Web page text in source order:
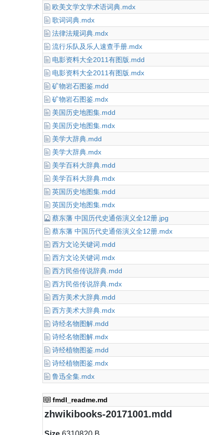
欧美文学文学术语词典.mdx
歌词词典.mdx
法律法规词典.mdx
流行乐队及乐人速查手册.mdx
电影资料大全2011有图版.mdd
电影资料大全2011有图版.mdx
矿物岩石图鉴.mdd
矿物岩石图鉴.mdx
美国历史地图集.mdd
美国历史地图集.mdx
美学大辞典.mdd
美学大辞典.mdx
美学百科大辞典.mdd
美学百科大辞典.mdx
英国历史地图集.mdd
英国历史地图集.mdx
蔡东藩 中国历代史通俗演义全12册.jpg
蔡东藩 中国历代史通俗演义全12册.mdx
西方文论关键词.mdd
西方文论关键词.mdx
西方民俗传说辞典.mdd
西方民俗传说辞典.mdx
西方美术大辞典.mdd
西方美术大辞典.mdx
诗经名物图解.mdd
诗经名物图解.mdx
诗经植物图鉴.mdd
诗经植物图鉴.mdx
鲁迅全集.mdx
fmdl_readme.md
zhwikibooks-20171001.mdd